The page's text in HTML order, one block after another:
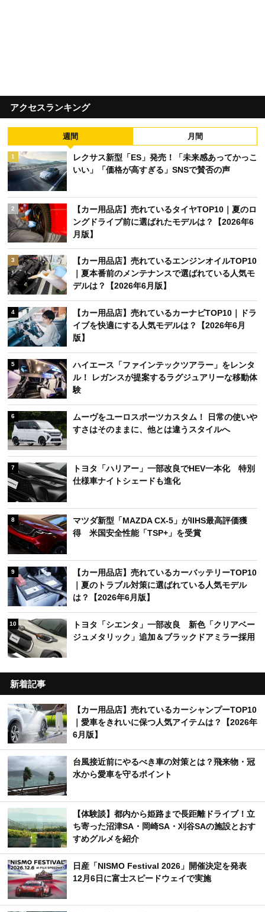
アクセスランキング
週間 月間
1
レクサス新型「ES」発売！「未来感あってかっこ
いい」「価格が高すぎる」SNSで賛否の声
2
【カー用品店】売れているタイヤTOP10｜夏のロ
ングドライブ前に選ばれたモデルは？【2026年6
月版】
3
【カー用品店】売れているエンジンオイルTOP10
｜夏本番前のメンテナンスで選ばれている人気モ
デルは？【2026年6月版】
4
【カー用品店】売れているカーナビTOP10｜ドラ
イブを快適にする人気モデルは？【2026年6月
版】
5
ハイエース「ファインテックツアラー」をレンタ
ル！ レガンスが提案するラグジュアリーな移動体
験
6
ムーヴをユーロスポーツカスタム！ 日常の使いや
すさはそのままに、他とは違うスタイルへ
7
トヨタ「ハリアー」一部改良でHEV一本化 特別
仕様車ナイトシェードも進化
8
マツダ新型「MAZDA CX-5」がIIHS最高評価獲
得 米国安全性能「TSP+」を受賞
9
【カー用品店】売れているカーバッテリーTOP10
｜夏のトラブル対策に選ばれている人気モデル
は？【2026年6月版】
10
トヨタ「シエンタ」一部改良 新色「クリアベー
ジュメタリック」追加＆ブラックドアミラー採用
新着記事
【カー用品店】売れているカーシャンプーTOP10
｜愛車をきれいに保つ人気アイテムは？【2026年
6月版】
台風接近前にやるべき車の対策とは？飛来物・冠
水から愛車を守るポイント
【体験談】都内から姫路まで長距離ドライブ！立
ち寄った沼津SA・岡崎SA・刈谷SAの施設とおす
すめグルメを紹介
日産「NISMO Festival 2026」開催決定を発表
12月6日に富士スピードウェイで実施